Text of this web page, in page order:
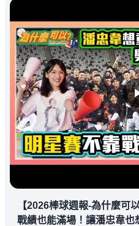
【2026棒球週報-為什麼可
戰績也能滿場！讓潘忠韋也